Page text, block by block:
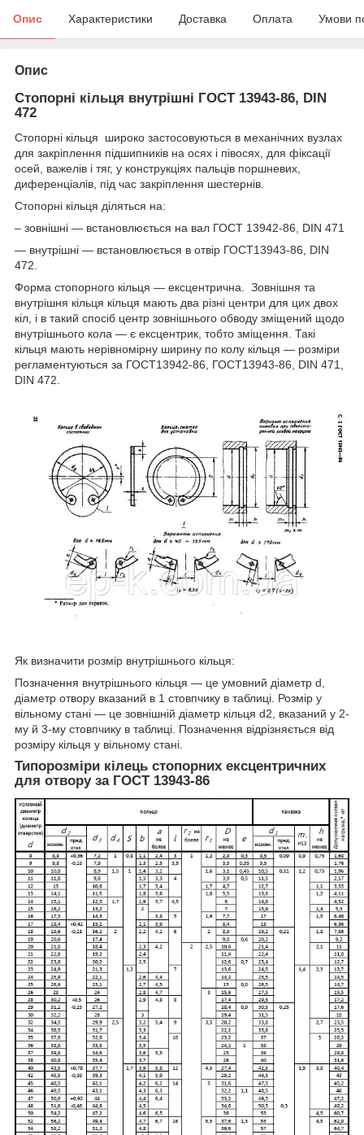
Опис Характеристики Доставка Оплата Умови
Опис
Стопорні кільця внутрішні ГОСТ 13943-86, DIN
472
Стопорні кільця широко застосовуються в механічних вузлах
для закріплення підшипників на осях і півосях, для фіксації
осей, важелів і тяг, у конструкціях пальців поршневих,
диференціалів, під час закріплення шестернів.
Стопорні кільця діляться на:
– зовнішні — встановлюється на вал ГОСТ 13942-86, DIN 471
— внутрішні — встановлюється в отвір ГОСТ13943-86, DIN
472.
Форма стопорного кільця — ексцентрична. Зовнішня та
внутрішня кільця кільця мають два різні центри для цих двох
кіл, і в такий спосіб центр зовнішнього обводу зміщений щодо
внутрішнього кола — є ексцентрик, тобто зміщення. Такі
кільця мають нерівномірну ширину по колу кільця — розміри
регламентуються за ГОСТ13942-86, ГОСТ13943-86, DIN 471,
DIN 472.
Як визначити розмір внутрішнього кільця:
Позначення внутрішнього кільця — це умовний діаметр d,
діаметр отвору вказаний в 1 стовпчику в таблиці. Розмір у
вільному стані — це зовнішній діаметр кільця d2, вказаний у 2-
му й 3-му стовпчику в таблиці. Позначення відрізняється від
розміру кільця у вільному стані.
Типорозміри кілець стопорних ексцентричних
для отвору за ГОСТ 13943-86